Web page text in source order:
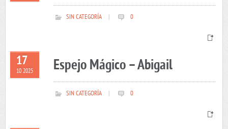
SIN CATEGORÍA 0
17
10 2025 Espejo Mágico – Abigail
SIN CATEGORÍA 0